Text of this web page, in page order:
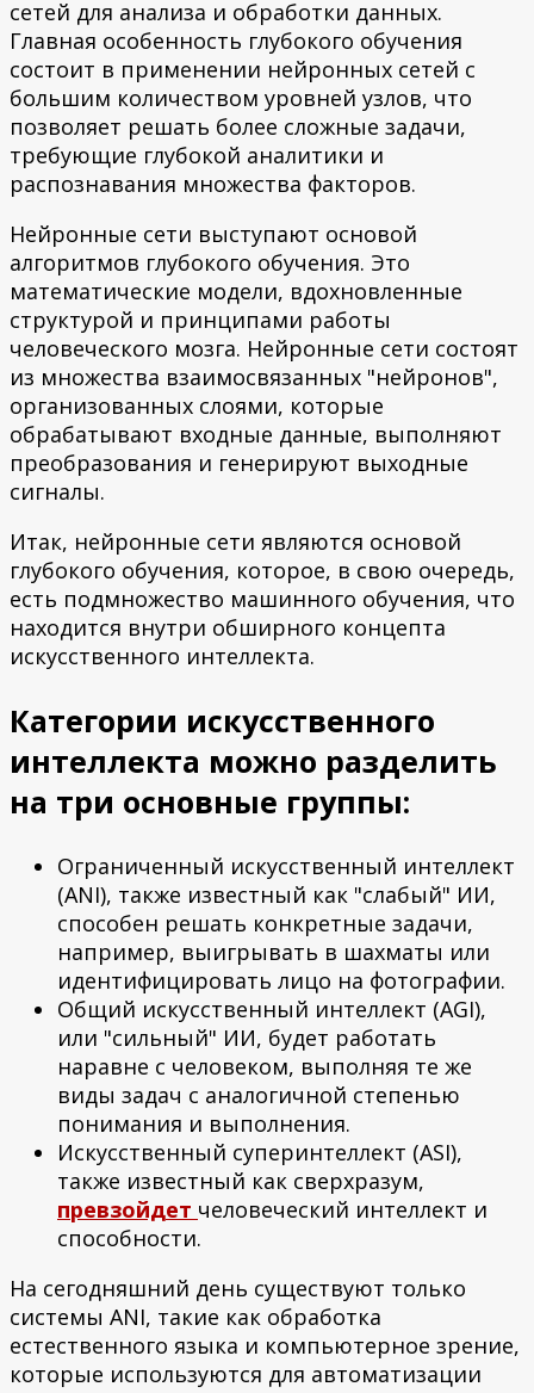
сетей для анализа и обработки данных.
Главная особенность глубокого обучения
состоит в применении нейронных сетей с
большим количеством уровней узлов, что
позволяет решать более сложные задачи,
требующие глубокой аналитики и
распознавания множества факторов.
Нейронные сети выступают основой
алгоритмов глубокого обучения. Это
математические модели, вдохновленные
структурой и принципами работы
человеческого мозга. Нейронные сети состоят
из множества взаимосвязанных "нейронов",
организованных слоями, которые
обрабатывают входные данные, выполняют
преобразования и генерируют выходные
сигналы.
Итак, нейронные сети являются основой
глубокого обучения, которое, в свою очередь,
есть подмножество машинного обучения, что
находится внутри обширного концепта
искусственного интеллекта.
Категории искусственного
интеллекта можно разделить
на три основные группы:
Ограниченный искусственный интеллект
(ANI), также известный как "слабый" ИИ,
способен решать конкретные задачи,
например, выигрывать в шахматы или
идентифицировать лицо на фотографии.
Общий искусственный интеллект (AGI),
или "сильный" ИИ, будет работать
наравне с человеком, выполняя те же
виды задач с аналогичной степенью
понимания и выполнения.
Искусственный суперинтеллект (ASI),
также известный как сверхразум,
превзойдет человеческий интеллект и
способности.
На сегодняшний день существуют только
системы ANI, такие как обработка
естественного языка и компьютерное зрение,
которые используются для автоматизации